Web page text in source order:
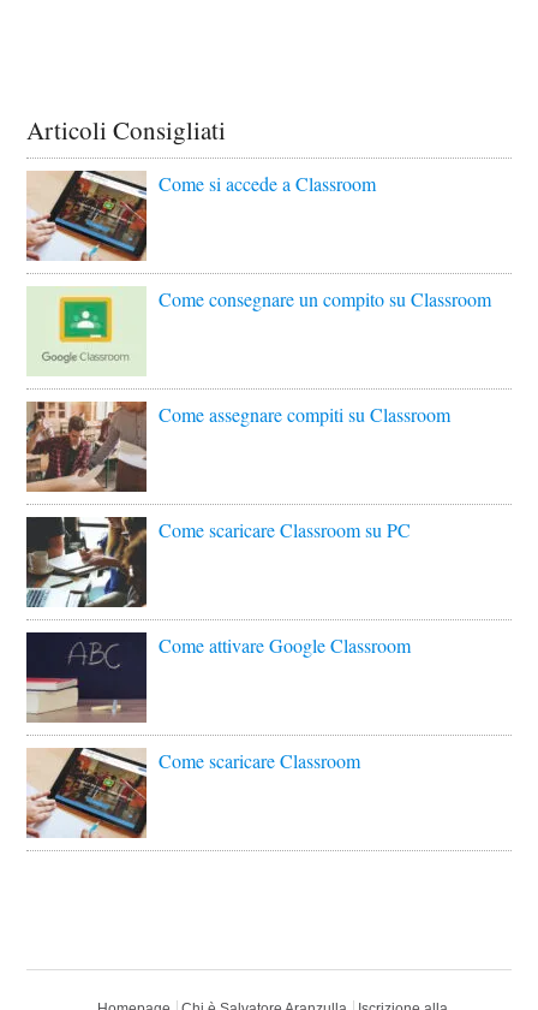
Articoli Consigliati
Come si accede a Classroom
Come consegnare un compito su Classroom
Come assegnare compiti su Classroom
Come scaricare Classroom su PC
Come attivare Google Classroom
Come scaricare Classroom